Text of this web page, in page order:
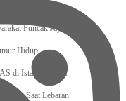
Puncak Jaya
Hidup
di Istana Negara
Saat Lebaran